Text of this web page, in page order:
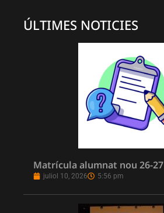
ÚLTIMES NOTICIES
Matrícula alumnat nou 26-27
juliol 10, 2026 5:56 pm